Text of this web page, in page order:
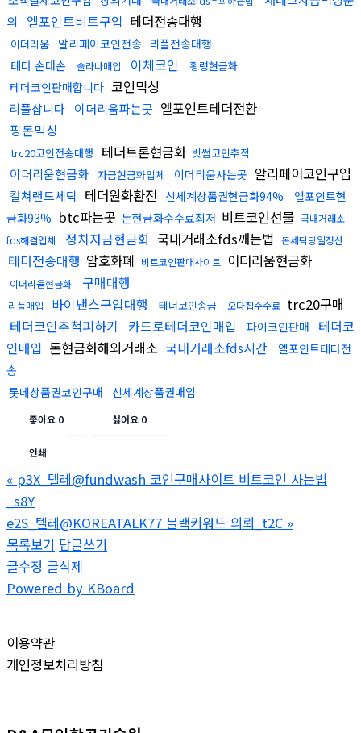
의
엘포인트비트구입 테더전송대행
이더리움 알리페이코인전송 리플전송대행
테더 손대손
솔라나매입 이체코인 횡령현금화
테더코인판매합니다 코인믹싱
리플삽니다 이더리움파는곳 엘포인트테더전환
핑돈믹싱
trc20코인전송대행 테더트론현금화 빗썸코인추적
이더리움현금화 자금현금화업체 이더리움사는곳 알리페이코인구입
컬쳐랜드세탁 테더원화환전 신세계상품권현금화94%
엘포인트현
금화93% btc파는곳 돈현금화수수료최저 비트코인선물 국내거래소
fds해결업체
정치자금현금화 국내거래소fds깨는법 돈세탁당일정산
테더전송대행 암호화폐 비트코인판매사이트 이더리움현금화
이더리움현금화 구매대행
리플매입 바이낸스구입대행 테더코인송금 오다집수수료 trc20구매
테더코인추척피하기
카드로테더코인매입 파이코인판매
테더코
인매입 돈현금화해외거래소 국내거래소fds시간
엘포인트테더전
송
롯데상품권코인구매
신세계상품권매입
좋아요 0 싫어요 0
인쇄
« p3X_텔레@fundwash 코인구매사이트 비트코인 사는법
_s8Y
e2S_텔레@KOREATALK77 블랙키워드 의뢰_t2C »
목록보기 답글쓰기
글수정 글삭제
Powered by KBoard
이용약관
개인정보처리방침